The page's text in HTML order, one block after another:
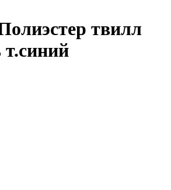
твилл
т.синий